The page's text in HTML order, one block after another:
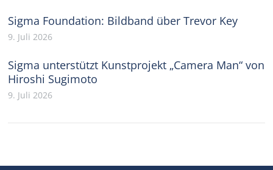
Sigma Foundation: Bildband über Trevor Key
9. Juli 2026
Sigma unterstützt Kunstprojekt „Camera Man“ von
Hiroshi Sugimoto
9. Juli 2026